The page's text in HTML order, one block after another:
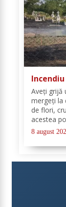
Aveți grijă
mergeți la
de flori,
acestea
astfel de
8 august